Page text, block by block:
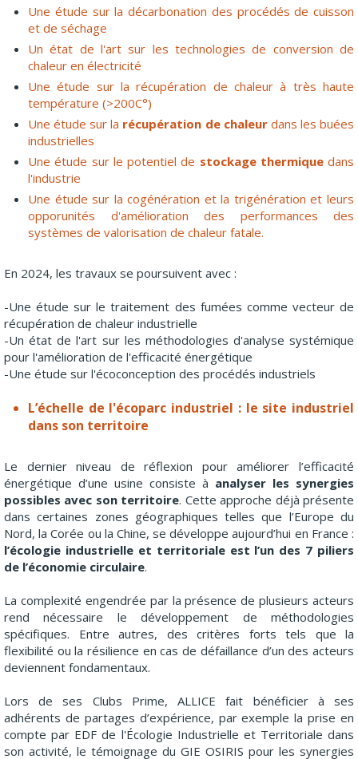
Une étude sur la décarbonation des procédés de cuisson
et de séchage
Un état de l'art sur les technologies de conversion de
chaleur en électricité
Une étude sur la récupération de chaleur à très haute
température (>200C°)
Une étude sur la récupération de chaleurdans les buées
industrielles
Une étude sur le potentiel de stockage thermiquedans
l'industrie
Une étude sur la cogénération et la trigénération et leurs
opporunités d'amélioration des performances des
systèmes de valorisation de chaleur fatale.
En 2024, les travaux se poursuivent avec :
-Une étude sur le traitement des fumées comme vecteur de
récupération de chaleur industrielle
-Un état de l'art sur les méthodologies d'analyse systémique
pour l'amélioration de l'efficacité énergétique
-Une étude sur l'écoconception des procédés industriels
L’échelle de l'écoparc industriel : le site industriel
dans son territoire
Le dernier niveau de réflexion pour améliorer l’efficacité
énergétique d’une usine consiste à analyser les synergies
possibles avec son territoire. Cette approche déjà présente
dans certaines zones géographiques telles que l’Europe du
Nord, la Corée ou la Chine, se développe aujourd’hui en France :
l’écologie industrielle et territoriale est l’un des 7 piliers
de l’économie circulaire.
La complexité engendrée par la présence de plusieurs acteurs
rend nécessaire le développement de méthodologies
spécifiques. Entre autres, des critères forts tels que la
flexibilité ou la résilience en cas de défaillance d’un des acteurs
deviennent fondamentaux.
Lors de ses Clubs Prime, ALLICE fait bénéficier à ses
adhérents de partages d’expérience, par exemple la prise en
compte par EDF de l'Écologie Industrielle et Territoriale dans
son activité, le témoignage du GIE OSIRIS pour les synergies